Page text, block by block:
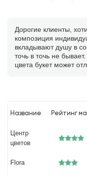
Дорогие клиенты,
композиция
вкладывают душу в
точь в точь не
цвета букет может
Название Рейтинг
Центр
цветов
Flora